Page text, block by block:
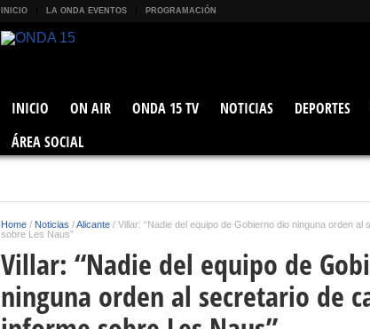
INICIO LA ONDA EVENTOS PROGRAMACIÓN
INICIO ON AIR ONDA 15 TV NOTICIAS DEPORTES
ÁREA SOCIAL
Home / Noticias /Alicante / Villar: “Nadie del equipo de Gobierno dio ninguna orden
sobre Les Naus”
Villar: “Nadie del equipo de
ninguna orden al secretario de